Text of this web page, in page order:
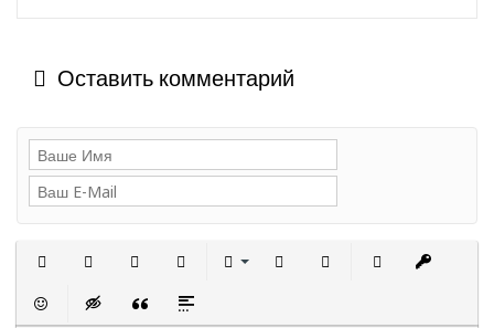
Оставить комментарий
Полужирный Подчеркнутый